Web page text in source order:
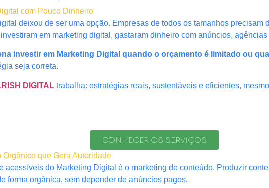
com Pouco Dinheiro
deixou de ser uma opção. Empresas de todos os tamanhos
em marketing digital, gastaram dinheiro com anúncios,
investir em Marketing Digital quando o orçamento é limitado ou
seja correta.
DIGITAL trabalha: estratégias reais, sustentáveis e eficientes,
CONHECER OS SERVIÇOS
que Gera Autoridade
acessíveis do Marketing Digital é o marketing de conteúdo. Produzir
forma orgânica, sem depender de anúncios pagos.